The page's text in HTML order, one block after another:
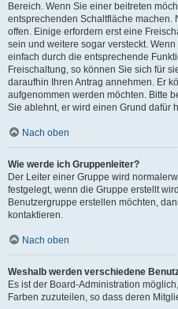
Bereich. Wenn Sie einer beitreten
entsprechenden Schaltfläche machen.
offen. Einige erfordern erst eine
sein und weitere sogar versteckt.
einfach durch die entsprechende
Freischaltung, so können Sie sich für
daraufhin Ihren Antrag annehmen. Er
aufgenommen werden möchten. Bitte
Sie ablehnt, er wird einen Grund dafür
Nach oben
Wie werde ich Gruppenleiter?
Der Leiter einer Gruppe wird
festgelegt, wenn die Gruppe erstellt
Benutzergruppe erstellen möchten,
kontaktieren.
Nach oben
Weshalb werden verschiedene
Es ist der Board-Administration
Farben zuzuteilen, so dass deren